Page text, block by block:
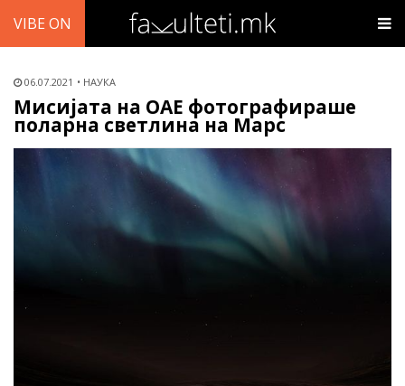
VIBE ON
06.07.2021 НАУКА
Мисијата на ОАЕ фотографираше
поларна светлина на Марс